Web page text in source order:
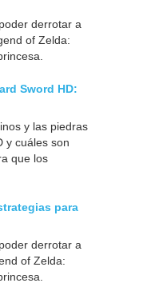
derrotar a
of Zelda:
Sword HD:
y las piedras
y cuáles son
que los
para
derrotar a
of Zelda: